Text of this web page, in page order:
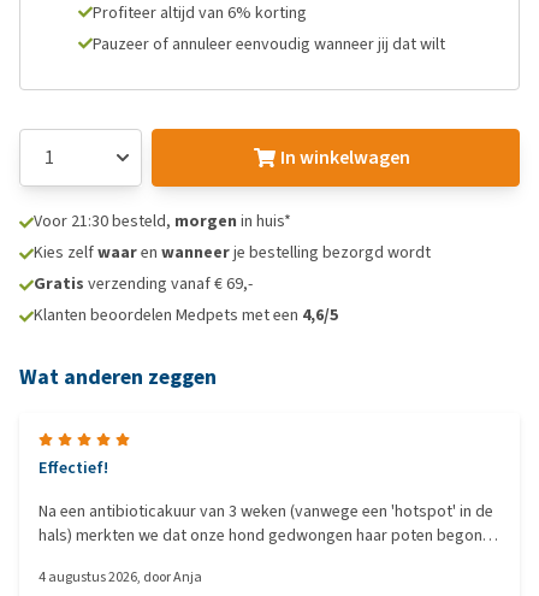
Profiteer altijd van 6% korting
Pauzeer of annuleer eenvoudig wanneer jij dat wilt
In winkelwagen
Voor 21:30 besteld, morgen in huis*
Kies zelfwaaren wanneerje bestelling bezorgd wordt
Gratis verzending vanaf € 69,-
Klanten beoordelen Medpets met een 4,6/5
Wat anderen zeggen
Effectief!
Na een antibioticakuur van 3 weken (vanwege een 'hotspot' in de
hals) merkten we dat onze hond gedwongen haar poten begon te
lazen we. We zijn meteen met deze probiotica begonnen en na
4 augustus 2026, doorAnja